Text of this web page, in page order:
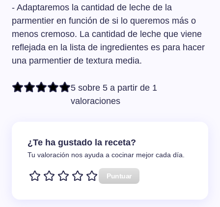
- Adaptaremos la cantidad de leche de la
parmentier en función de si lo queremos más o
menos cremoso. La cantidad de leche que viene
reflejada en la lista de ingredientes es para hacer
una parmentier de textura media.
5 sobre 5 a partir de 1
valoraciones
¿Te ha gustado la receta?
Tu valoración nos ayuda a cocinar mejor cada día.
Puntuar